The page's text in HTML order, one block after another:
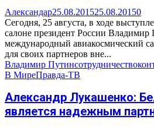
Александар25.08.201525.08.20150
Сегодня, 25 августа, в ходе
салоне президент России
международный авиакосмический
для своих партнеров вне...
Владимир Путинсотрудничество
В МиреПравда-ТВ
Александр Лукашенко:
является надежным